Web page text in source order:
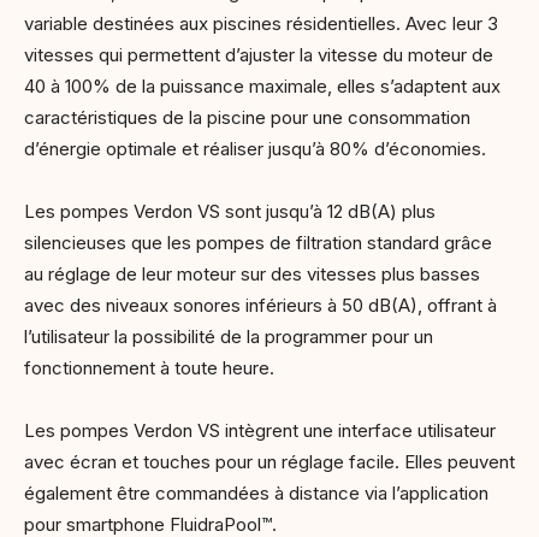
variable destinées aux piscines résidentielles. Avec leur 3
vitesses qui permettent d’ajuster la vitesse du moteur de
40 à 100% de la puissance maximale, elles s’adaptent aux
caractéristiques de la piscine pour une consommation
d’énergie optimale et réaliser jusqu’à 80% d’économies.
Les pompes Verdon VS sont jusqu’à 12 dB(A) plus
silencieuses que les pompes de filtration standard grâce
au réglage de leur moteur sur des vitesses plus basses
avec des niveaux sonores inférieurs à 50 dB(A), offrant à
l’utilisateur la possibilité de la programmer pour un
fonctionnement à toute heure.
Les pompes Verdon VS intègrent une interface utilisateur
avec écran et touches pour un réglage facile. Elles peuvent
également être commandées à distance via l’application
pour smartphone FluidraPool™.